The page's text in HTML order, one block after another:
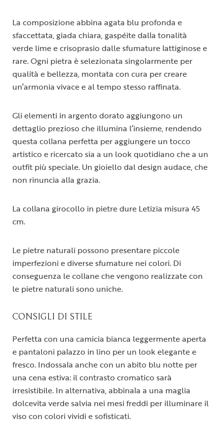
La composizione abbina agata blu profonda e
sfaccettata, giada chiara, gaspéite dalla tonalità
verde lime e crisoprasio dalle sfumature lattiginose e
rare. Ogni pietra è selezionata singolarmente per
qualità e bellezza, montata con cura per creare
un’armonia vivace e al tempo stesso raffinata.
Gli elementi in argento dorato aggiungono un
dettaglio prezioso che illumina l’insieme, rendendo
questa collana perfetta per aggiungere un tocco
artistico e ricercato sia a un look quotidiano che a un
outfit più speciale. Un gioiello dal design audace, che
non rinuncia alla grazia.
La collana girocollo in pietre dure Letizia misura 45
cm.
Le pietre naturali possono presentare piccole
imperfezioni e diverse sfumature nei colori. Di
conseguenza le collane che vengono realizzate con
le pietre naturali sono uniche.
CONSIGLI DI STILE
Perfetta con una camicia bianca leggermente aperta
e pantaloni palazzo in lino per un look elegante e
fresco. Indossala anche con un abito blu notte per
una cena estiva: il contrasto cromatico sarà
irresistibile. In alternativa, abbinala a una maglia
dolcevita verde salvia nei mesi freddi per illuminare il
viso con colori vividi e sofisticati.